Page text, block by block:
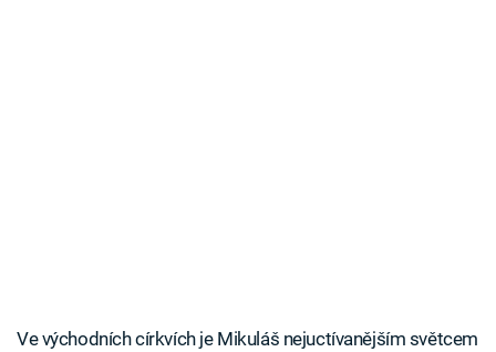
Ve východních církvích je Mikuláš nejuctívanějším světcem